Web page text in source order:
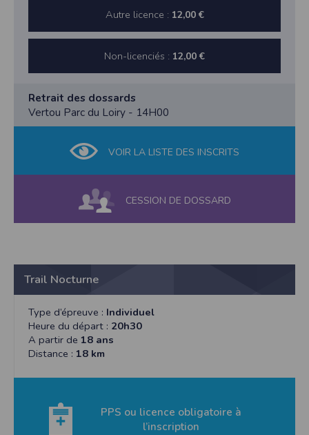
Autre licence : 12,00 €
Non-licenciés : 12,00 €
Retrait des dossards
Vertou Parc du Loiry - 14H00
VOIR LA LISTE DES INSCRITS
CESSION DE DOSSARD
Trail Nocturne
Type d’épreuve : Individuel
Heure du départ : 20h30
A partir de 18 ans
Distance : 18 km
PPS ou licence obligatoire à
l’inscription